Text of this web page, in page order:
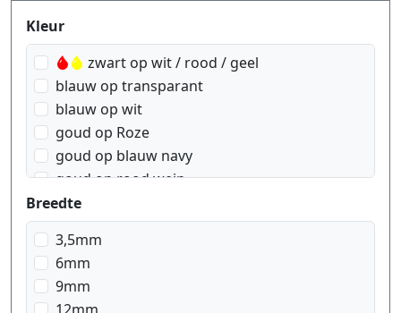
Produktfilter
Kleur
zwart op wit / rood / geel
blauw op transparant
blauw op wit
goud op Roze
goud op blauw navy
goud op rood wein
goud op wit
goud op zwart
rood op transparant
rood op wit
wit op blauw
Breedte
3,5mm
6mm
9mm